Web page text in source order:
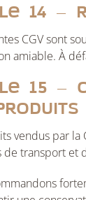
14 –
CGV sont
amiable. À
15 –
vendus par la
de transport et